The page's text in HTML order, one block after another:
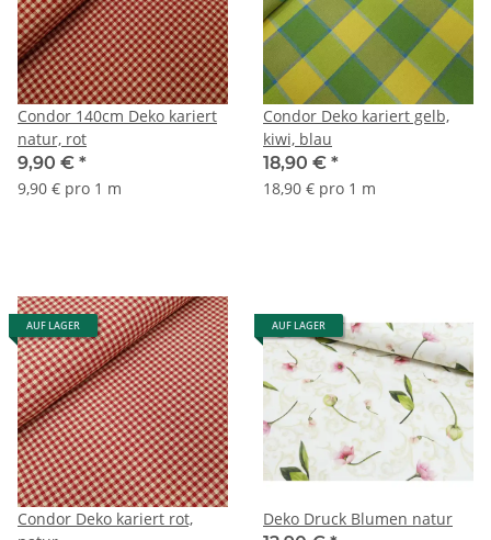
Condor 140cm Deko kariert
natur, rot
9,90 € *
9,90 € pro 1 m
Condor Deko kariert gelb,
kiwi, blau
18,90 € *
18,90 € pro 1 m
AUF LAGER
Condor Deko kariert rot,
AUF LAGER
Deko Druck Blumen natur